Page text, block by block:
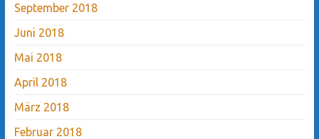
September 2018
Juni 2018
Mai 2018
April 2018
März 2018
Februar 2018